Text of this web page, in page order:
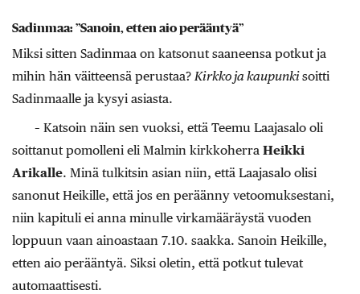
Sadinmaa: ”Sanoin, etten aio perääntyä”
Miksi sitten Sadinmaa on katsonut saaneensa potkut ja
mihin hän väitteensä perustaa? Kirkko ja kaupunkisoitti
Sadinmaalle ja kysyi asiasta.
– Katsoin näin sen vuoksi, että Teemu Laajasalo oli
soittanut pomolleni eli Malmin kirkkoherra Heikki
Arikalle. Minä tulkitsin asian niin, että Laajasalo olisi
sanonut Heikille, että jos en peräänny vetoomuksestani,
niin kapituli ei anna minulle virkamääräystä vuoden
loppuun vaan ainoastaan 7.10. saakka. Sanoin Heikille,
etten aio perääntyä. Siksi oletin, että potkut tulevat
automaattisesti.